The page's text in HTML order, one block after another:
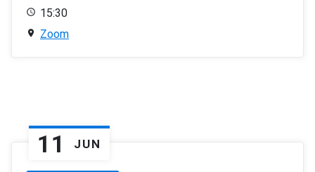
15:30
Zoom
11 JUN